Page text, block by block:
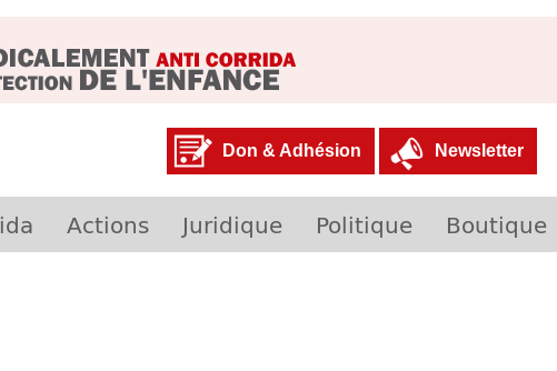
Don & Adhésion Newsletter
Actions Juridique Politique Boutique